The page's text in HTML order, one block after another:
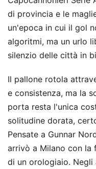
di provincia e le
un'epoca in cui il gol
algoritmi, ma un urlo
silenzio delle città in
Il pallone rotola
e consistenza, ma la
porta resta l'unica
solitudine dorata,
Pensate a Gunnar
arrivò a Milano con la
di un orologiaio. Negli